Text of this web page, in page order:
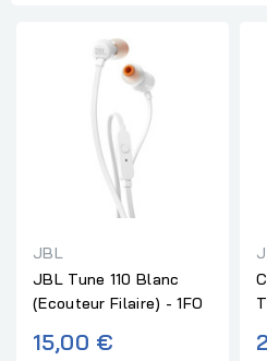
JBL
JBL Tune 110 Blanc
(Ecouteur Filaire) - 1FO
15,00 €